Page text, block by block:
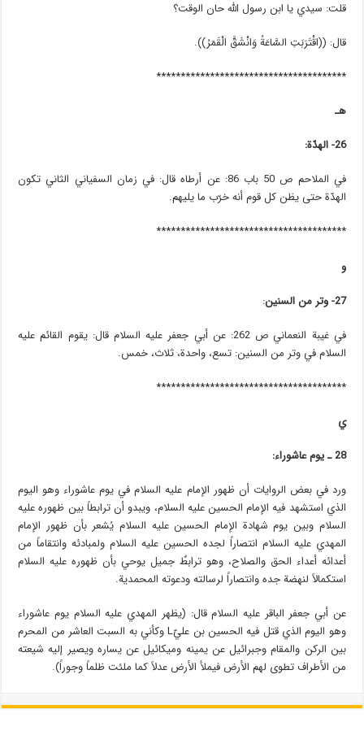
قلت: سيدي يا ابن رسول الله حان الوقت؟
قال: ((اقْتَرَبَتِ السَّاعَةُ وَانْشَقَّ الْقَمَرُ)).
***************************************
هـ
26- الهدّة:
في الملاحم ص 50 باب 86: عن أرطاه قال: في زمان السفياني الثاني تكون
الهدّة حتى يظن كل قوم أنه خرّب ما يليهم.
***************************************
و
27- وتر من السنين
:
في غيبة النعماني ص 262: عن أبي جعفر عليه السلام قال: يقوم القائم عليه
السلام في وتر من السنين: تسع، واحدة، ثلاث، خمس.
***************************************
ي
28 ـ يوم عاشوراء:
ورد في بعض الروايات أن ظهور الإمام عليه السلام في يوم عاشوراء وهو اليوم
الذي استشهد فيه الإمام الحسين عليه السلام، ويبدو أن ترابطاً بين ظهوره عليه
السلام وبين يوم شهادة الإمام الحسين عليه السلام يُشعر بأن ظهور الإمام
المهدي عليه السلام انتصاراً لجده الحسين عليه السلام ولمبادئه وانتقاماً من
أعدائه أعداء الحق والصلاح، وهو ترابطٌ جميل يوحي بأن ظهوره عليه السلام
استكمالاً لنهضة جده وانتصاراً لرسالته ودعوته المحمدية.
عن أبي جعفر الباقر عليه السلام قال: (يظهر المهدي عليه السلام يوم عاشوراء
وهو اليوم الذي قتل فيه الحسين بن عليّL وكأني به السبت العاشر من المحرم
بين الركن والمقام وجبرائيل عن يمينه وميكائيل عن يساره ويصير إليه شيعته
من الأطراف تطوى لهم الأرض فيملأ الأرض عدلاً كما ملئت ظلماً وجوراً).